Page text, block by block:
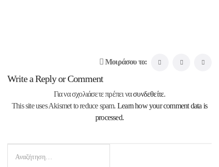
Μοιράσου το:
Write a Reply or Comment
Για να σχολιάσετε πρέπει νασυνδεθείτε.
This site uses Akismet to reduce spam. Learn how your comment data is
processed.